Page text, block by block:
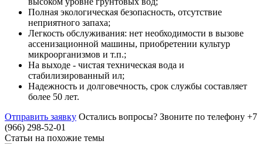
Полная экологическая безопасность, отсутствие
неприятного запаха;
Легкость обслуживания: нет необходимости в вызове
ассенизационной машины, приобретении культур
микроорганизмов и т.п.;
На выходе - чистая техническая вода и
стабилизированный ил;
Надежность и долговечность, срок службы составляет
более 50 лет.
Отправить заявку Остались вопросы? Звоните по телефону +7
(966) 298-52-01
Статьи на похожие темы